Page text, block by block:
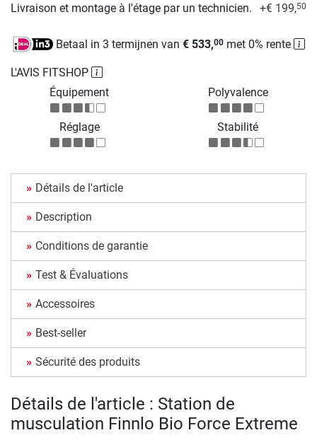
L'AVIS FITSHOP
Équipement
Polyvalence
Réglage Stabilité
Livraison et montage à l'étage par un technicien. +€ 199,50
Betaal in 3 termijnen van € 533,00 met 0% rente
Détails de l'article
Description
Conditions de garantie
Test & Évaluations
Accessoires
Best-seller
Sécurité des produits
Détails de l'article : Station de
musculation Finnlo Bio Force Extreme